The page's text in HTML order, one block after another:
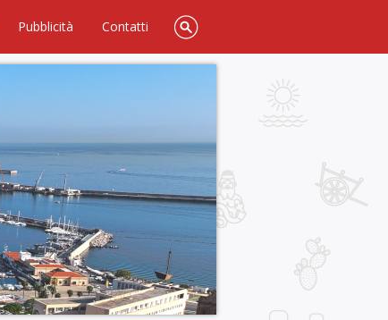
Pubblicità Contatti